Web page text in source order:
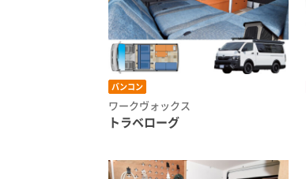
バンコン
ワークヴォックス
トラベローグ